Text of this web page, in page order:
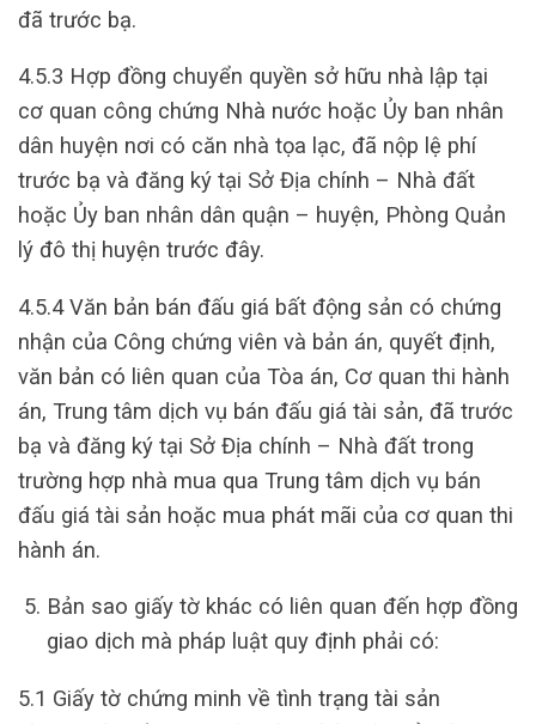
đã trước bạ.
4.5.3 Hợp đồng chuyển quyền sở hữu nhà lập tại
cơ quan công chứng Nhà nước hoặc Ủy ban nhân
dân huyện nơi có căn nhà tọa lạc, đã nộp lệ phí
trước bạ và đăng ký tại Sở Địa chính – Nhà đất
hoặc Ủy ban nhân dân quận – huyện, Phòng Quản
lý đô thị huyện trước đây.
4.5.4 Văn bản bán đấu giá bất động sản có chứng
nhận của Công chứng viên và bản án, quyết định,
văn bản có liên quan của Tòa án, Cơ quan thi hành
án, Trung tâm dịch vụ bán đấu giá tài sản, đã trước
bạ và đăng ký tại Sở Địa chính – Nhà đất trong
trường hợp nhà mua qua Trung tâm dịch vụ bán
đấu giá tài sản hoặc mua phát mãi của cơ quan thi
hành án.
Bản sao giấy tờ khác có liên quan đến hợp đồng
giao dịch mà pháp luật quy định phải có:
5.1 Giấy tờ chứng minh về tình trạng tài sản